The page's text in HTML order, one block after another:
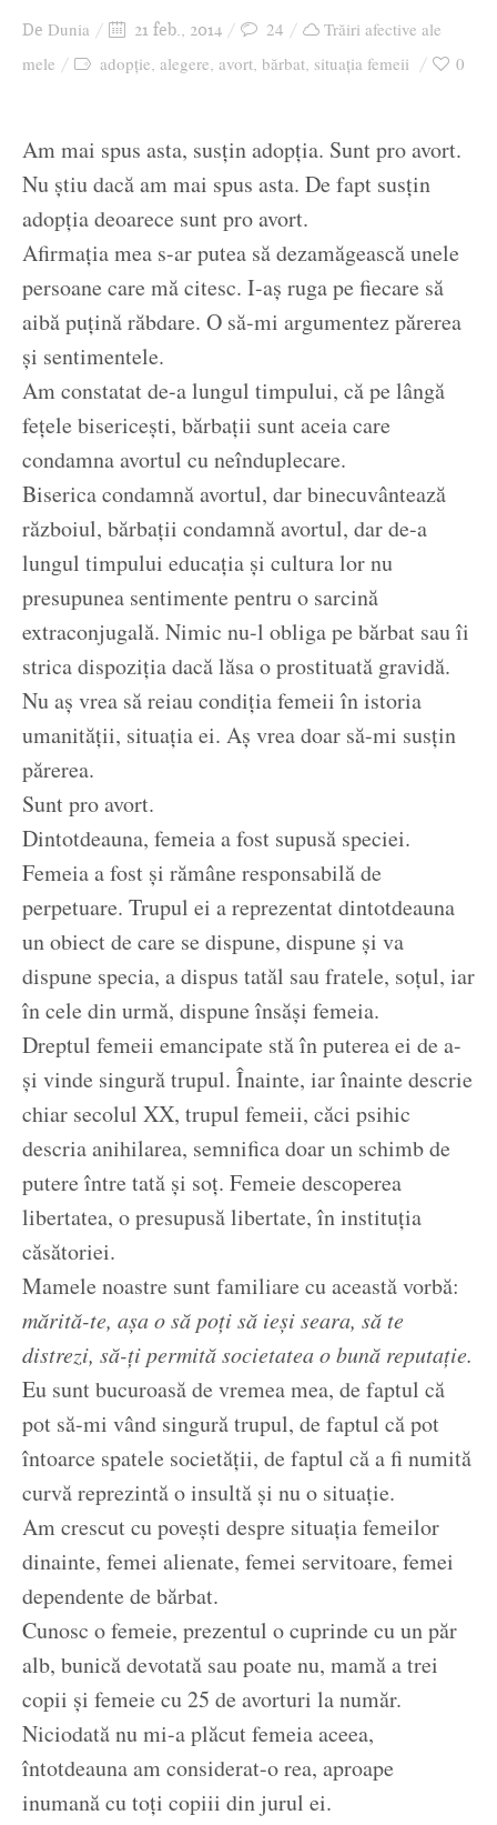
De Dunia 21 feb., 2014 24
Trăiri afective ale
mele
adopție, alegere, avort, bărbat, situația femeii 0
Am mai spus asta, susțin adopția. Sunt pro avort.
Nu știu dacă am mai spus asta. De fapt susțin
adopția deoarece sunt pro avort.
Afirmația mea s-ar putea să dezamăgească unele
persoane care mă citesc. I-aș ruga pe fiecare să
aibă puțină răbdare. O să-mi argumentez părerea
și sentimentele.
Am constatat de-a lungul timpului, că pe lângă
fețele bisericești, bărbații sunt aceia care
condamna avortul cu neînduplecare.
Biserica condamnă avortul, dar binecuvântează
războiul, bărbații condamnă avortul, dar de-a
lungul timpului educația și cultura lor nu
presupunea sentimente pentru o sarcină
extraconjugală. Nimic nu-l obliga pe bărbat sau îi
strica dispoziția dacă lăsa o prostituată gravidă.
Nu aș vrea să reiau condiția femeii în istoria
umanității, situația ei. Aș vrea doar să-mi susțin
părerea.
Sunt pro avort.
Dintotdeauna, femeia a fost supusă speciei.
Femeia a fost și rămâne responsabilă de
perpetuare. Trupul ei a reprezentat dintotdeauna
un obiect de care se dispune, dispune și va
dispune specia, a dispus tatăl sau fratele, soțul, iar
în cele din urmă, dispune însăși femeia.
Dreptul femeii emancipate stă în puterea ei de a-
și vinde singură trupul. Înainte, iar înainte descrie
chiar secolul XX, trupul femeii, căci psihic
descria anihilarea, semnifica doar un schimb de
putere între tată și soț. Femeie descoperea
libertatea, o presupusă libertate, în instituția
căsătoriei.
Mamele noastre sunt familiare cu această vorbă:
mărită-te, așa o să poți să ieși seara, să te
distrezi, să-ți permită societatea o bună reputație.
Eu sunt bucuroasă de vremea mea, de faptul că
pot să-mi vând singură trupul, de faptul că pot
întoarce spatele societății, de faptul că a fi numită
curvă reprezintă o insultă și nu o situație.
Am crescut cu povești despre situația femeilor
dinainte, femei alienate, femei servitoare, femei
dependente de bărbat.
Cunosc o femeie, prezentul o cuprinde cu un păr
alb, bunică devotată sau poate nu, mamă a trei
copii și femeie cu 25 de avorturi la număr.
Niciodată nu mi-a plăcut femeia aceea,
întotdeauna am considerat-o rea, aproape
inumană cu toți copiii din jurul ei.